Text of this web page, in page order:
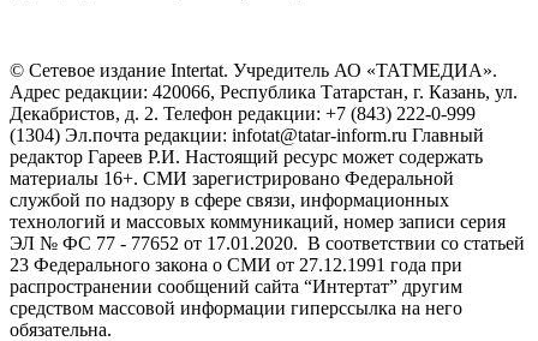
© Сетевое издание Intertat. Учредитель АО «ТАТМЕДИА».
Адрес редакции: 420066, Республика Татарстан, г. Казань, ул.
Декабристов, д. 2. Телефон редакции: +7 (843) 222-0-999
(1304) Эл.почта редакции: infotat@tatar-inform.ru Главный
редактор Гареев Р.И. Настоящий ресурс может содержать
материалы 16+. СМИ зарегистрировано Федеральной
службой по надзору в сфере связи, информационных
технологий и массовых коммуникаций, номер записи серия
ЭЛ № ФС 77 - 77652 от 17.01.2020. В соответствии со статьей
23 Федерального закона о СМИ от 27.12.1991 года при
распространении сообщений сайта “Интертат” другим
средством массовой информации гиперссылка на него
обязательна.